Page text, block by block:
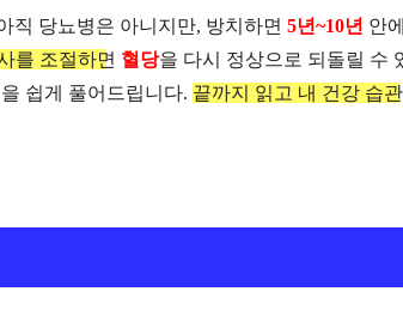
직 당뇨병은 아니지만, 방치하면 5년~10년 안
를 조절하면 혈당을 다시 정상으로 되돌릴 수
쉽게 풀어드립니다. 끝까지 읽고 내 건강 습관